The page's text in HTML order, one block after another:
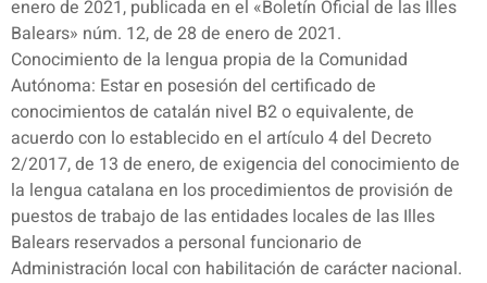
enero de 2021, publicada en el «Boletín Oficial de las Illes
Balears» núm. 12, de 28 de enero de 2021.
Conocimiento de la lengua propia de la Comunidad
Autónoma: Estar en posesión del certificado de
conocimientos de catalán nivel B2 o equivalente, de
acuerdo con lo establecido en el artículo 4 del Decreto
2/2017, de 13 de enero, de exigencia del conocimiento de
la lengua catalana en los procedimientos de provisión de
puestos de trabajo de las entidades locales de las Illes
Balears reservados a personal funcionario de
Administración local con habilitación de carácter nacional.